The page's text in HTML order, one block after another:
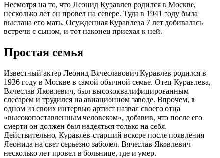
Несмотря на то, что Леонид Куравлев родился в Москве,
несколько лет он провел на севере. Туда в 1941 году была
выслана его мать. Осужденная Куравлева 7 лет добивалась
встречи с сыном, и тот наконец приехал к ней.
Простая семья
Известный актер Леонид Вячеславович Куравлев родился в
1936 году в Москве в самой обычной семье. Отец Куравлева,
Вячеслав Яковлевич, был высококвалифицированным
слесарем и трудился на авиационном заводе. Впрочем, в
одном из своих интервью артист назвал своего отца
«высокопоставленным человеком», добавив, что после его
смерти он должен был надеяться только на себя.
Действительно, Куравлев-старший вскоре после появления
Леонида на свет серьезно заболел. Вячеслав Яковлевич
несколько лет провел в больнице, где и умер.